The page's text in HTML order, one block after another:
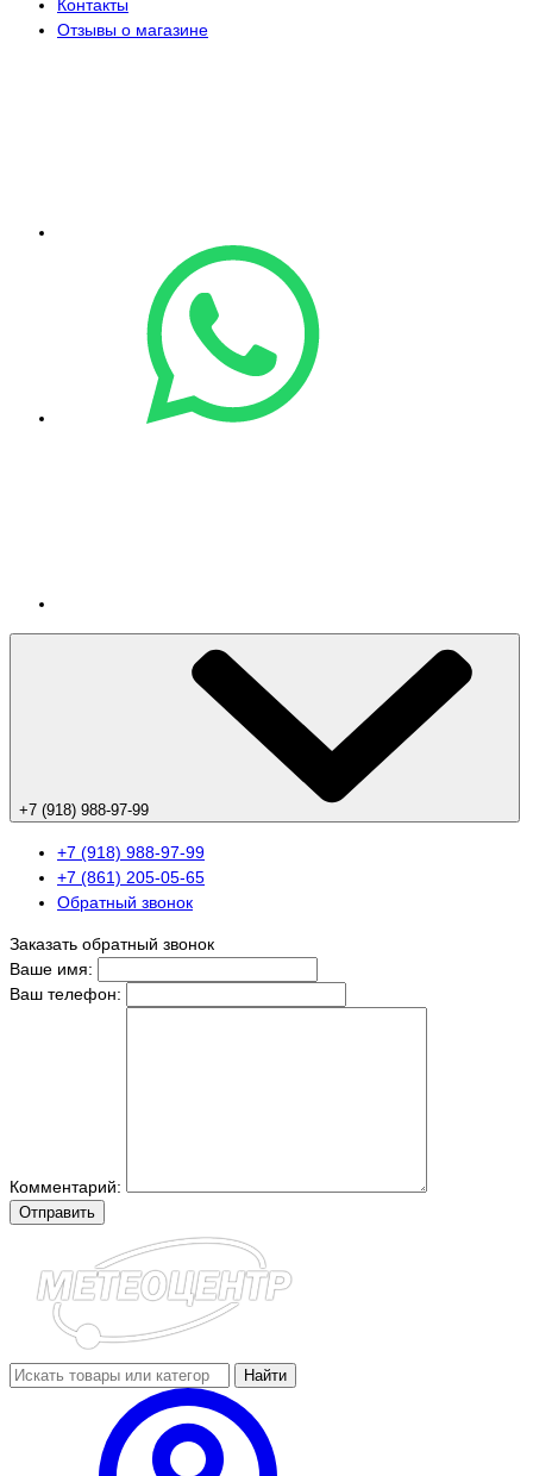
Контакты
Отзывы о магазине
+7 (918) 988-97-99
+7 (918) 988-97-99
+7 (861) 205-05-65
Обратный звонок
Заказать обратный звонок
Ваше имя:
Ваш телефон:
Комментарий:
Отправить
Найти